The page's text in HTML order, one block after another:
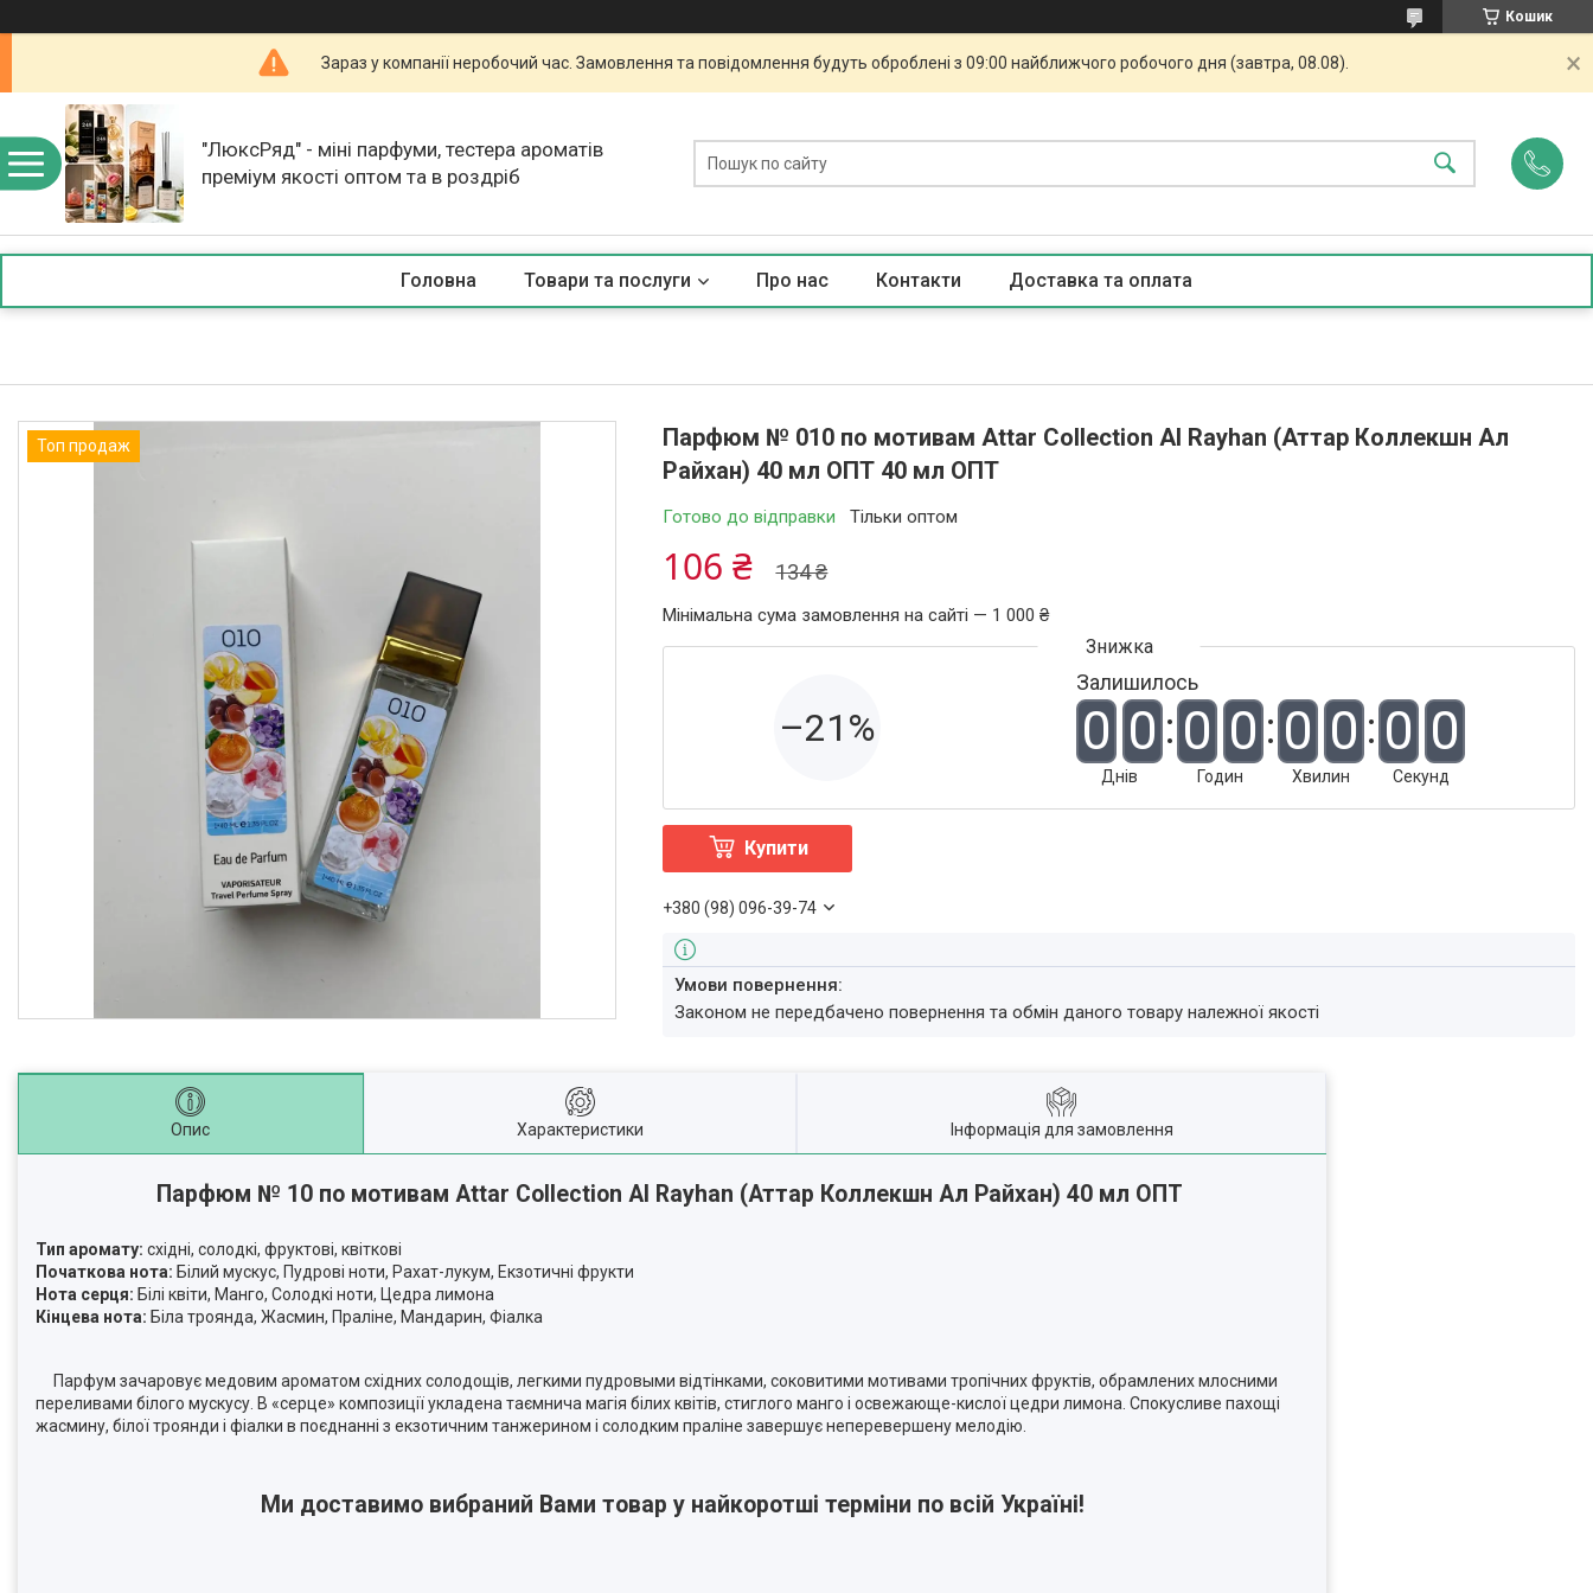
Кошик
Зараз у компанії неробочий час. Замовлення та повідомлення будуть оброблені з 09:00 найближчого робочого дня (завтра, 08.08).
"ЛюксРяд" - міні парфуми, тестера ароматів
преміум якості оптом та в роздріб
Головна Товари та послуги Про нас Контакти Доставка та оплата
Топ продаж
Парфюм № 010 по мотивам Attar Collection Al Rayhan (Аттар Коллекшн Ал
Райхан) 40 мл ОПТ 40 мл ОПТ
Готово до відправки Тільки оптом
134 ₴
106 ₴
Мінімальна сума замовлення на сайті — 1 000 ₴
–21%
Залишилось
0 0
Днів
0 0
Годин
0 0
Хвилин
0 0
Секунд
Купити
+380 (98) 096-39-74
Законом не передбачено повернення та обмін даного товару належної якості
Опис Характеристики Інформація для замовлення
Парфюм № 10 по мотивам Attar Collection Al Rayhan (Аттар Коллекшн Ал Райхан) 40 мл ОПТ
Тип аромату: східні, солодкі, фруктові, квіткові
Початкова нота: Білий мускус, Пудрові ноти, Рахат-лукум, Екзотичні фрукти
Нота серця: Білі квіти, Манго, Солодкі ноти, Цедра лимона
Кінцева нота: Біла троянда, Жасмин, Праліне, Мандарин, Фіалка
Парфум зачаровує медовим ароматом східних солодощів, легкими пудровыми відтінками, соковитими мотивами тропічних фруктів, обрамлених млосними
переливами білого мускусу. В «серце» композиції укладена таємнича магія білих квітів, стиглого манго і освежающе-кислої цедри лимона. Спокусливе пахощі
жасмину, білої троянди і фіалки в поєднанні з екзотичним танжерином і солодким праліне завершує неперевершену мелодію.
Ми доставимо вибраний Вами товар у найкоротші терміни по всій Україні!